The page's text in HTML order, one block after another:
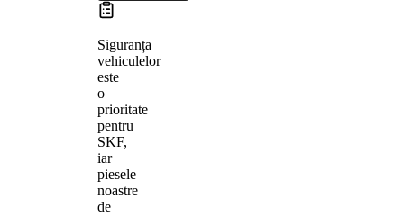
Siguranța
vehiculelor
este
o
prioritate
pentru
SKF,
iar
piesele
noastre
de